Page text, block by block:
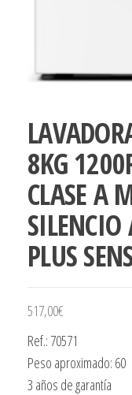
8KG
CLASE A
PLUS
517,00€
Ref.: 70571
Peso aproximado: 60
3 años de garantía